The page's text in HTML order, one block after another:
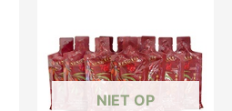
NIET OP